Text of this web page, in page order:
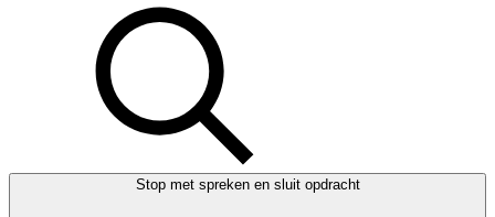
Stop met spreken en sluit opdracht